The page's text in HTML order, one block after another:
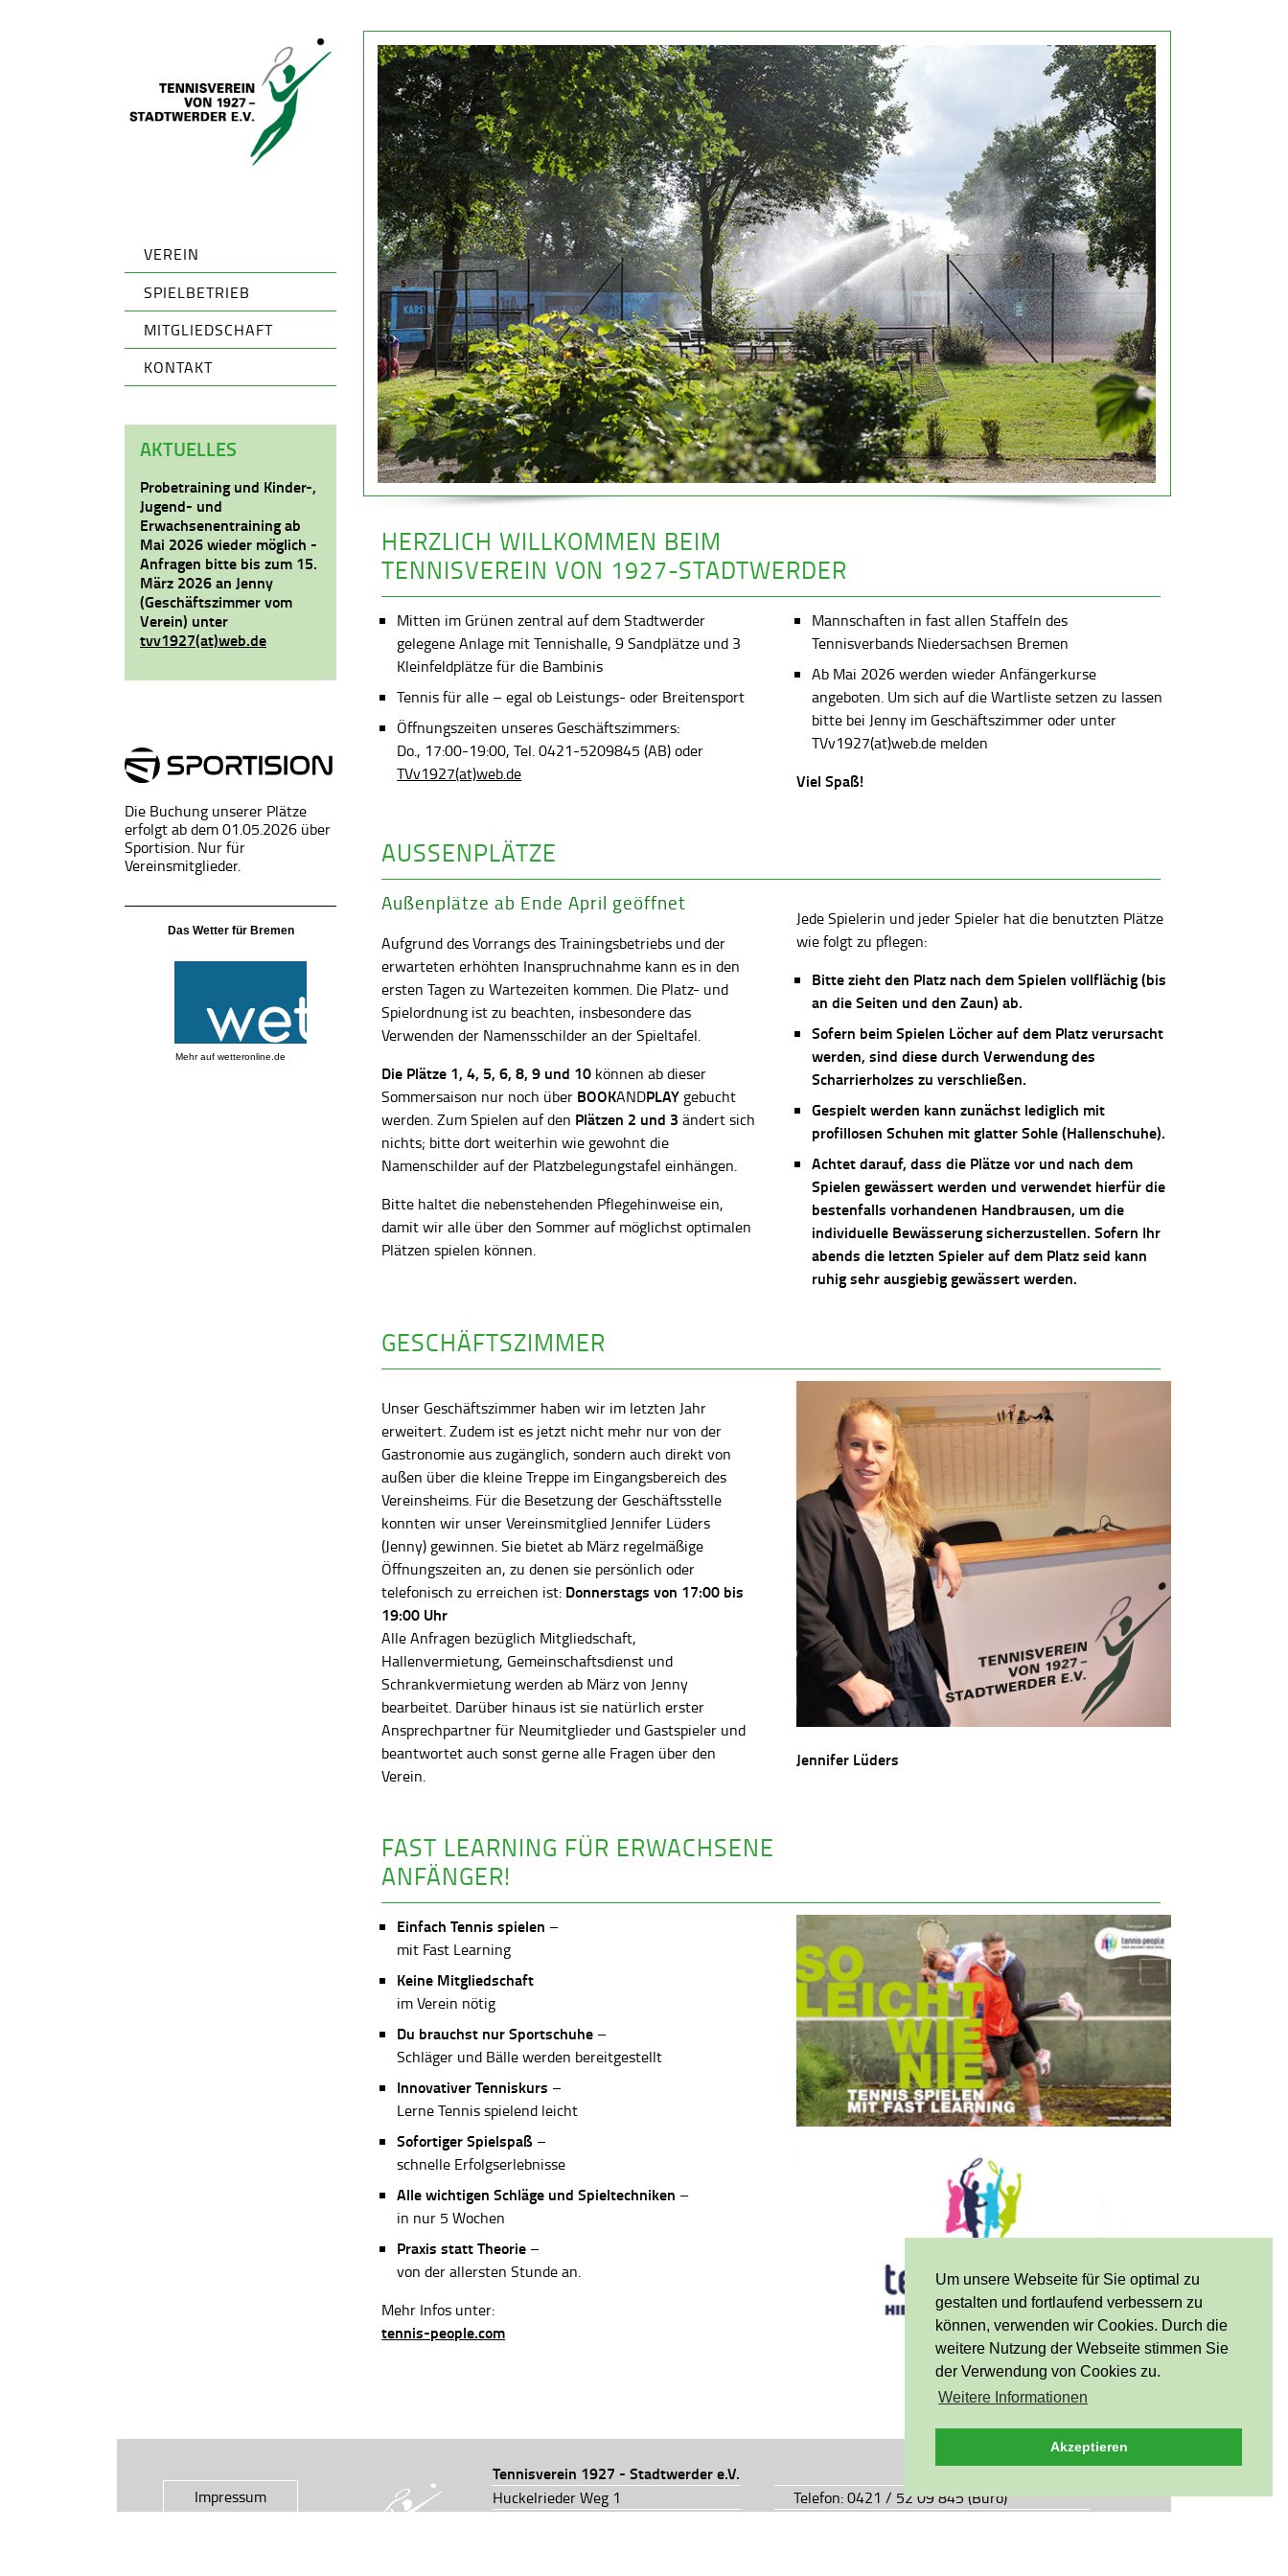
Um unsere Webseite für Sie optimal zu
gestalten und fortlaufend verbessern zu
können, verwenden wir Cookies. Durch die
weitere Nutzung der Webseite stimmen Sie
der Verwendung von Cookies zu.
Weitere Informationen
Akzeptieren
VEREIN
SPIELBETRIEB
MITGLIEDSCHAFT
KONTAKT
AKTUELLES
Probetraining und Kinder-,
Jugend- und
Erwachsenentraining ab
Mai 2026 wieder möglich -
Anfragen bitte bis zum 15.
März 2026 an Jenny
(Geschäftszimmer vom
Verein) unter
tvv1927(at)web.de
Die Buchung unserer Plätze
erfolgt ab dem 01.05.2026 über
Sportision. Nur für
Vereinsmitglieder.
Das Wetter für Bremen
Mehr auf wetteronline.de
HERZLICH WILLKOMMEN BEIM
TENNISVEREIN VON 1927-STADTWERDER
Mitten im Grünen zentral auf dem Stadtwerder
gelegene Anlage mit Tennishalle, 9 Sandplätze und 3
Kleinfeldplätze für die Bambinis
Tennis für alle – egal ob Leistungs- oder Breitensport
Öffnungszeiten unseres Geschäftszimmers:
Do., 17:00-19:00, Tel. 0421-5209845 (AB) oder
TVv1927(at)web.de
Mannschaften in fast allen Staffeln des
Tennisverbands Niedersachsen Bremen
Ab Mai 2026 werden wieder Anfängerkurse
angeboten. Um sich auf die Wartliste setzen zu lassen
bitte bei Jenny im Geschäftszimmer oder unter
TVv1927(at)web.de melden
Viel Spaß!
AUSSENPLÄTZE
Außenplätze ab Ende April geöffnet
Aufgrund des Vorrangs des Trainingsbetriebs und der
erwarteten erhöhten Inanspruchnahme kann es in den
ersten Tagen zu Wartezeiten kommen. Die Platz- und
Spielordnung ist zu beachten, insbesondere das
Verwenden der Namensschilder an der Spieltafel.
Die Plätze 1, 4, 5, 6, 8, 9 und 10 können ab dieser
Sommersaison nur noch über BOOKANDPLAY gebucht
werden. Zum Spielen auf den Plätzen 2 und 3 ändert sich
nichts; bitte dort weiterhin wie gewohnt die
Namenschilder auf der Platzbelegungstafel einhängen.
Bitte haltet die nebenstehenden Pflegehinweise ein,
damit wir alle über den Sommer auf möglichst optimalen
Plätzen spielen können.
Jede Spielerin und jeder Spieler hat die benutzten Plätze
wie folgt zu pflegen:
Bitte zieht den Platz nach dem Spielen vollflächig (bis
an die Seiten und den Zaun) ab.
Sofern beim Spielen Löcher auf dem Platz verursacht
werden, sind diese durch Verwendung des
Scharrierholzes zu verschließen.
Gespielt werden kann zunächst lediglich mit
profillosen Schuhen mit glatter Sohle (Hallenschuhe).
Achtet darauf, dass die Plätze vor und nach dem
Spielen gewässert werden und verwendet hierfür die
bestenfalls vorhandenen Handbrausen, um die
individuelle Bewässerung sicherzustellen. Sofern Ihr
abends die letzten Spieler auf dem Platz seid kann
ruhig sehr ausgiebig gewässert werden.
GESCHÄFTSZIMMER
Unser Geschäftszimmer haben wir im letzten Jahr
erweitert. Zudem ist es jetzt nicht mehr nur von der
Gastronomie aus zugänglich, sondern auch direkt von
außen über die kleine Treppe im Eingangsbereich des
Vereinsheims. Für die Besetzung der Geschäftsstelle
konnten wir unser Vereinsmitglied Jennifer Lüders
(Jenny) gewinnen. Sie bietet ab März regelmäßige
Öffnungszeiten an, zu denen sie persönlich oder
telefonisch zu erreichen ist: Donnerstags von 17:00 bis
19:00 Uhr
Alle Anfragen bezüglich Mitgliedschaft,
Hallenvermietung, Gemeinschaftsdienst und
Schrankvermietung werden ab März von Jenny
bearbeitet. Darüber hinaus ist sie natürlich erster
Ansprechpartner für Neumitglieder und Gastspieler und
beantwortet auch sonst gerne alle Fragen über den
Verein.
Jennifer Lüders
FAST LEARNING FÜR ERWACHSENE
ANFÄNGER!
Einfach Tennis spielen –
mit Fast Learning
Keine Mitgliedschaft
im Verein nötig
Du brauchst nur Sportschuhe –
Schläger und Bälle werden bereitgestellt
Innovativer Tenniskurs –
Lerne Tennis spielend leicht
Sofortiger Spielspaß –
schnelle Erfolgserlebnisse
Alle wichtigen Schläge und Spieltechniken –
in nur 5 Wochen
Praxis statt Theorie –
von der allersten Stunde an.
Mehr Infos unter:
tennis-people.com
Impressum
Tennisverein 1927 - Stadtwerder e.V.
Huckelrieder Weg 1
Telefon: 0421 / 52 09 845 (Büro)